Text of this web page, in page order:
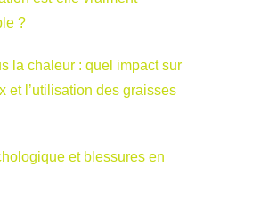
?
la chaleur : quel impact sur
et l’utilisation des graisses
et blessures en